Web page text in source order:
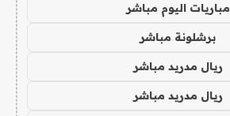
مباريات اليوم مباشر
برشلونة مباشر
ريال مدريد مباشر
ريال مدريد مباشر